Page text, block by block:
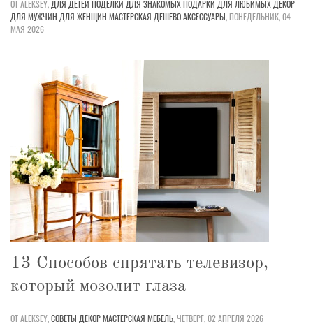
ОТ ALEKSEY, ДЛЯ ДЕТЕЙ ПОДЕЛКИ ДЛЯ ЗНАКОМЫХПОДАРКИ ДЛЯ ЛЮБИМЫХ ДЕКОР
ДЛЯ МУЖЧИН ДЛЯ ЖЕНЩИН МАСТЕРСКАЯ ДЕШЕВОАКСЕССУАРЫ,ПОНЕДЕЛЬНИК, 04
МАЯ 2026
13 Способов спрятать телевизор,
который мозолит глаза
ОТ ALEKSEY,СОВЕТЫ ДЕКОРМАСТЕРСКАЯ МЕБЕЛЬ,ЧЕТВЕРГ, 02 АПРЕЛЯ 2026